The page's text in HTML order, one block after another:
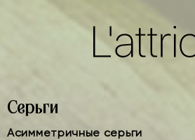
Серьги
Асимметричные серьги